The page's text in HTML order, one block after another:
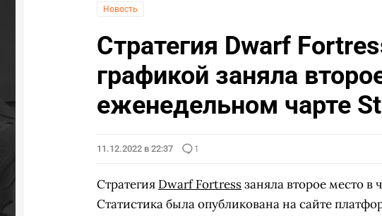
Новость
Стратегия Dwarf
графикой заняла
еженедельном чарте
11.12.2022 в 22:37 1
Стратегия Dwarf Fortressзаняла второе место в
Статистика была опубликована на сайте